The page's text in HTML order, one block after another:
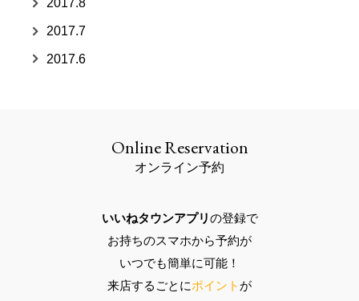
2017.8
2017.7
2017.6
Online Reservation
オンライン予約
いいねタウンアプリの登録で
お持ちのスマホから予約が
いつでも簡単に可能 ！
来店するごとにポイント が